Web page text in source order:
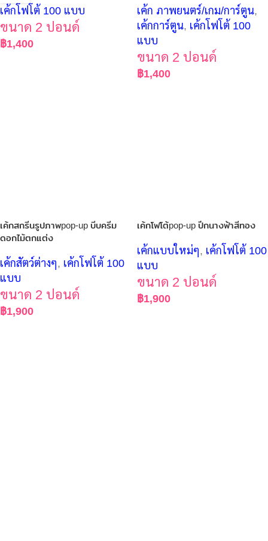
เค้กโฟโต้ 100 แบบ
ขนาด 2 ปอนด์
฿1,400
เค้ก ภาพยนตร์/เกม/การ์ตูน,
เค้กการ์ตูน, เค้กโฟโต้ 100
แบบ
ขนาด 2 ปอนด์
฿1,400
เค้กสกรีนรูปภาพpop-up บีบครีม
ดอกไม้ตกแต่ง
เค้กสัตว์ต่างๆ, เค้กโฟโต้ 100
แบบ
ขนาด 2 ปอนด์
฿1,900
เค้กโฟโต้pop-up ปีกนางฟ้าสีทอง
เค้กแบบใหม่ๆ, เค้กโฟโต้ 100
แบบ
ขนาด 2 ปอนด์
฿1,900